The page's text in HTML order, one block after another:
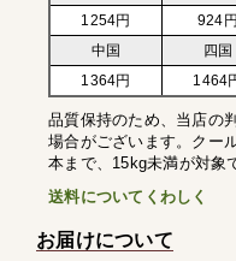
1254円 924円
中国
四国
1364円
1464
品質保持のため、当店の
場合がございます。クー
本まで、15kg未満が対象
送料についてくわしく
お届けについて